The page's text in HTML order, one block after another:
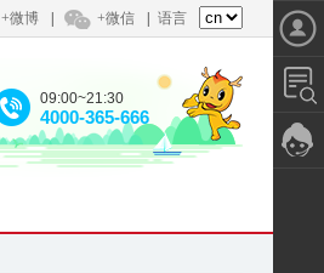
+微博 +微信 语言
09:00~21:30
4000-365-666